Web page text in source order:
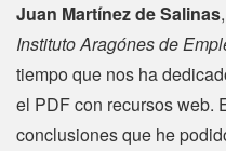
Juan Martínez de Salinas,
Instituto Aragónes de
tiempo que nos ha
el PDF con recursos web.
conclusiones que he